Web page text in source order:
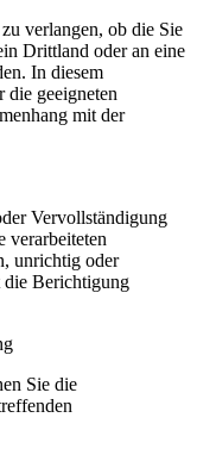
verlangen, ob die Sie
Drittland oder an eine
In diesem
die geeigneten
mit der
Vervollständigung
verarbeiteten
unrichtig oder
Berichtigung
Sie die